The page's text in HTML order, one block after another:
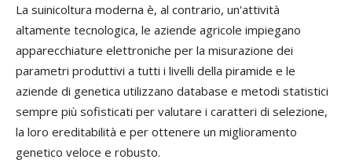
La suinicoltura moderna è, al contrario, un'attività
altamente tecnologica, le aziende agricole impiegano
apparecchiature elettroniche per la misurazione dei
parametri produttivi a tutti i livelli della piramide e le
aziende di genetica utilizzano database e metodi statistici
sempre più sofisticati per valutare i caratteri di selezione,
la loro ereditabilità e per ottenere un miglioramento
genetico veloce e robusto.